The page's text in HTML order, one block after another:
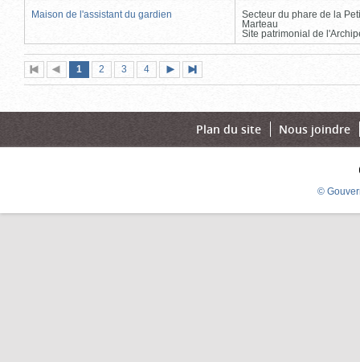
Maison de l'assistant du gardien
Secteur du phare de la
Marteau
Site patrimonial de
Première
page
Page
précédente
Page
1 (page
actuelle)
Page
2 Page
3 Page
4
suivante
page
Plan du site Nous joindre
©